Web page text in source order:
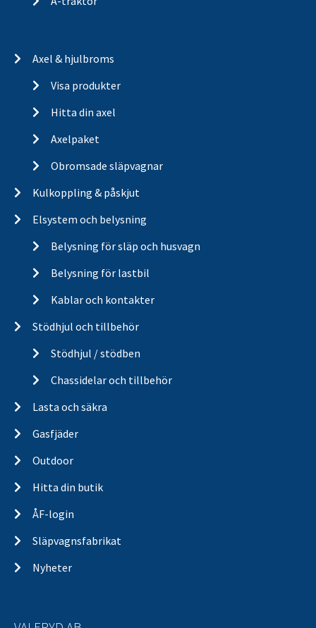
Axel & hjulbroms
Visa produkter
Hitta din axel
Axelpaket
Obromsade släpvagnar
Kulkoppling & påskjut
Elsystem och belysning
Belysning för släp och husvagn
Belysning för lastbil
Kablar och kontakter
Stödhjul och tillbehör
Stödhjul / stödben
Chassidelar och tillbehör
Lasta och säkra
Gasfjäder
Outdoor
Hitta din butik
ÅF-login
Släpvagnsfabrikat
Nyheter